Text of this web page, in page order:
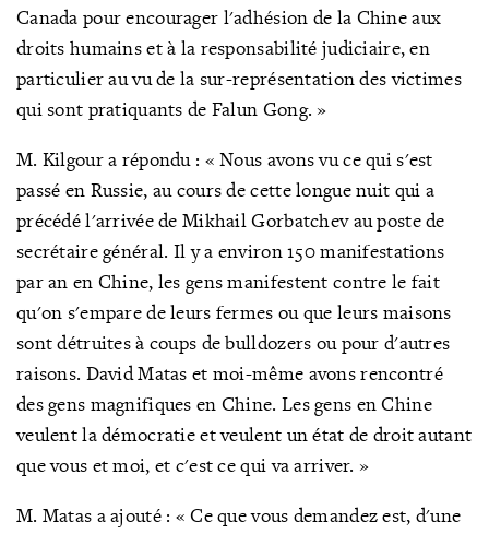
Canada pour encourager l'adhésion de la Chine aux
droits humains et à la responsabilité judiciaire, en
particulier au vu de la sur-représentation des victimes
qui sont pratiquants de Falun Gong. »
M. Kilgour a répondu : « Nous avons vu ce qui s'est
passé en Russie, au cours de cette longue nuit qui a
précédé l'arrivée de Mikhail Gorbatchev au poste de
secrétaire général. Il y a environ 150 manifestations
par an en Chine, les gens manifestent contre le fait
qu'on s'empare de leurs fermes ou que leurs maisons
sont détruites à coups de bulldozers ou pour d'autres
raisons. David Matas et moi-même avons rencontré
des gens magnifiques en Chine. Les gens en Chine
veulent la démocratie et veulent un état de droit autant
que vous et moi, et c'est ce qui va arriver. »
M. Matas a ajouté : « Ce que vous demandez est, d'une